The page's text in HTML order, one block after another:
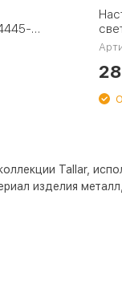
1W
Tallar,
изделия металл,